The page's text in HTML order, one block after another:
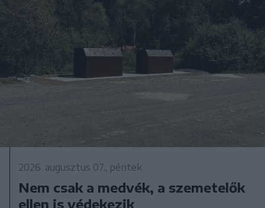
2026. augusztus 07., péntek
Nem csak a medvék, a szemetelők
ellen is védekezik